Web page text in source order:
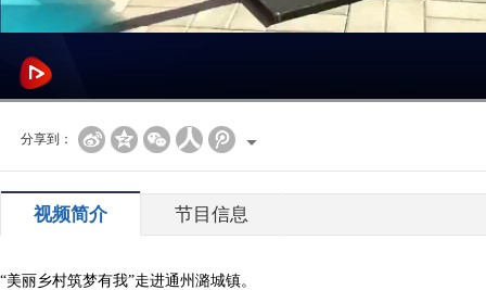
分享到：
视频简介 节目信息
“美丽乡村筑梦有我”走进通州潞城镇。